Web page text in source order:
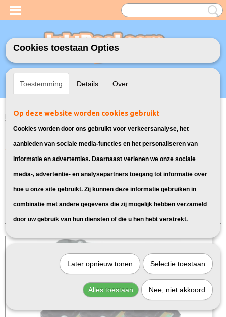
Inloggen Registreren
UW WINKELWAGEN
Home>Model Printer>363XL Inkt cartridges voor HP
voor HP Photosmart D7463
Alle inkt cartridges compatibel met
de HP Photosmart D7463:
Cookies toestaan Opties
Toestemming Details Over
Op deze website worden cookies gebruikt
Cookies worden door ons gebruikt voor verkeersanalyse, het
aanbieden van sociale media-functies en het personaliseren van
informatie en advertenties. Daarnaast verlenen we onze sociale
media-, advertentie- en analysepartners toegang tot informatie over
hoe u onze site gebruikt. Zij kunnen deze informatie gebruiken in
combinatie met andere gegevens die zij mogelijk hebben verzameld
door uw gebruik van hun diensten of die u hen hebt verstrekt.
Later opnieuw tonen Selectie toestaan
Alles toestaan Nee, niet akkoord